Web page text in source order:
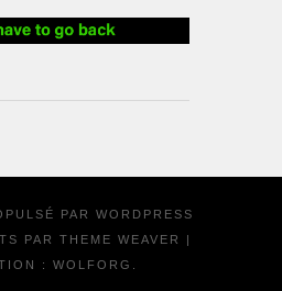
PAR WORDPRESS
PAR THEME WEAVER
: WOLFORG .